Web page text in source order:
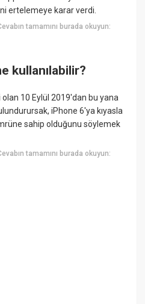
ertelemeye karar verdi.
tamamını burada okuyun:
kullanılabilir?
olan 10 Eylül 2019'dan bu yana
iPhone 6'ya kıyasla
sahip olduğunu söylemek
tamamını burada okuyun: